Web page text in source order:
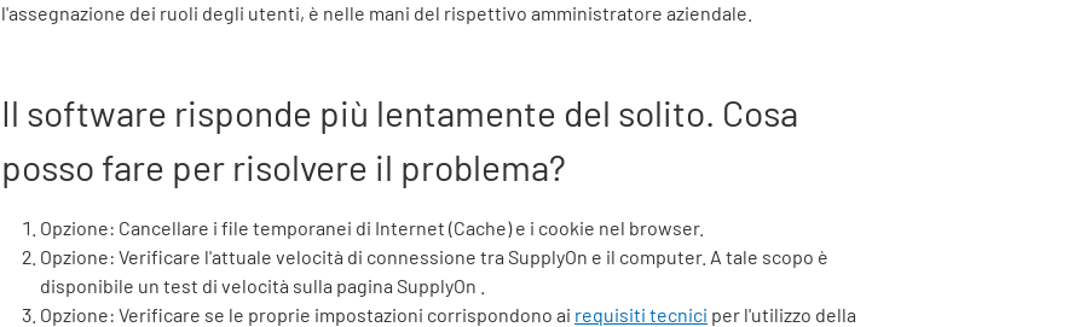
l'assegnazione dei ruoli degli utenti, è nelle mani del rispettivo amministratore aziendale.
Il software risponde più lentamente del solito. Cosa
posso fare per risolvere il problema?
Opzione: Cancellare i file temporanei di Internet (Cache) e i cookie nel browser.
Opzione: Verificare l'attuale velocità di connessione tra SupplyOn e il computer. A tale scopo è
disponibile un test di velocità sulla pagina SupplyOn
Opzione: Verificare se le proprie impostazioni corrispondono ai requisiti tecnici per l'utilizzo della